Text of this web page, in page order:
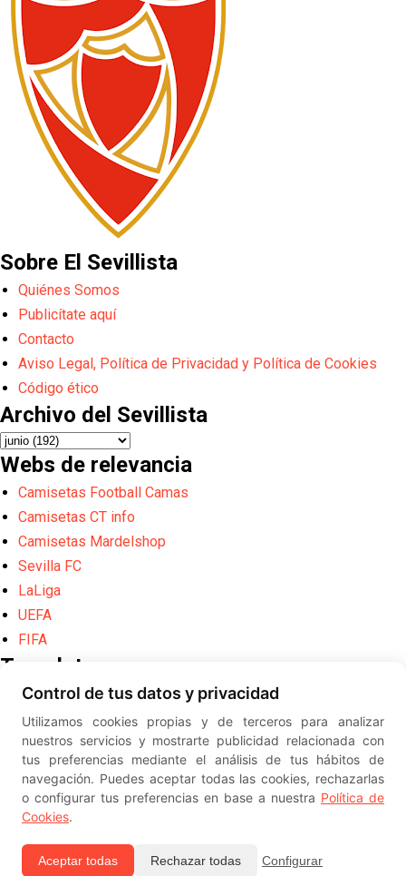
Sobre El Sevillista
Quiénes Somos
Publicítate aquí
Contacto
Aviso Legal, Política de Privacidad y Política de Cookies
Código ético
Archivo del Sevillista
Webs de relevancia
Camisetas Football Camas
Camisetas CT info
Camisetas Mardelshop
Sevilla FC
LaLiga
UEFA
FIFA
Translate
Powered by
Translate
Diseño web creado por Erick
© ElSevillista.es - Información sobre
el Sevilla FC, Sevilla Atlético, Sevilla Femenino y su Cantera
-- --
Control de tus datos y privacidad
Utilizamos cookies propias y de terceros para analizar
nuestros servicios y mostrarte publicidad relacionada con
tus preferencias mediante el análisis de tus hábitos de
navegación. Puedes aceptar todas las cookies, rechazarlas
o configurar tus preferencias en base a nuestra Política de
Cookies.
Aceptar todas Rechazar todas Configurar
2026